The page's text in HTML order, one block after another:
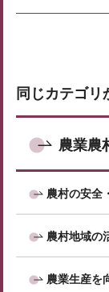
同じカテゴリ
農業農
農村の安全
農村地域の
農業生産を